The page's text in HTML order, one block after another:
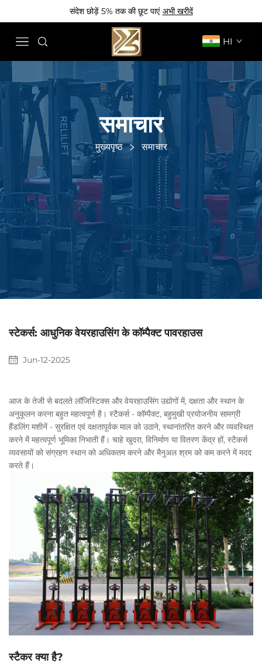
संदेश छोड़ें 5% तक की छूट पाएं अभी खरीदें
HI
समाचार
मुख्यपृष्ठ समाचार
स्टेकर्स: आधुनिक वेयरहाउसिंग के कॉम्पैक्ट पावरहाउस
Jun-12-2025
आज के तेजी से बदलते लॉजिस्टिक्स और वेयरहाउसिंग उद्योगों में, दक्षता और स्थान के
अनुकूलन करना बहुत महत्वपूर्ण है। स्टैकर्स - कॉम्पैक्ट, बहुमुखी प्रयोजनीय सामग्री
हैंडलिंग मशीनें - सुरक्षित एवं दक्षतापूर्वक माल को उठाने, स्थानांतरित करने और व्यवस्थित
करने में महत्वपूर्ण भूमिका निभाती हैं। चाहे खुदरा, विनिर्माण या वितरण केंद्र हों, स्टैकर्स
व्यवसायों को संग्रहण स्थान को अधिकतम करने और मैनुअल श्रम को कम करने में मदद
करते हैं।
स्टैकर क्या है?